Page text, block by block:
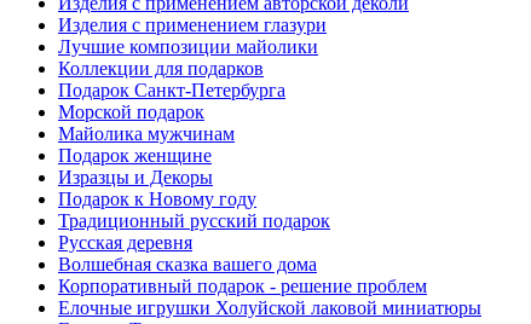
Изделия с применением глазури
Лучшие композиции майолики
Коллекции для подарков
Подарок Санкт-Петербурга
Морской подарок
Майолика мужчинам
Подарок женщине
Изразцы и Декоры
Подарок к Новому году
Традиционный русский подарок
Русская деревня
Волшебная сказка вашего дома
Корпоративный подарок - решение проблем
Елочные игрушки Холуйской лаковой миниатюры